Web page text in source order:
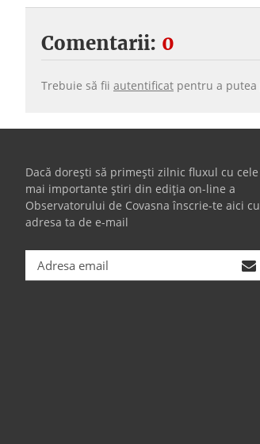
Comentarii: 0
Trebuie să fii autentificat pentru a putea
Dacă dorești să primești zilnic fluxul cu cele
mai importante știri din ediția on-line a
Observatorului de Covasna înscrie-te aici cu
adresa ta de e-mail